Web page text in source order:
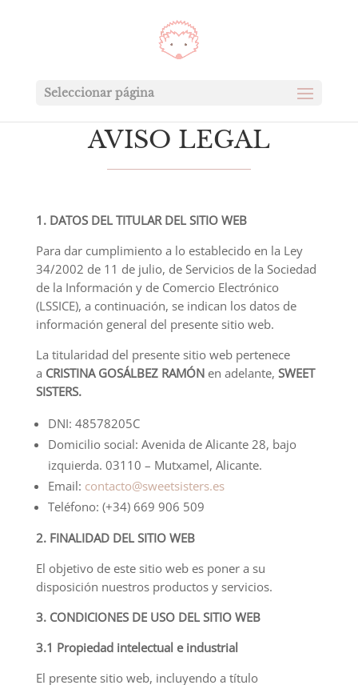
Seleccionar página
AVISO LEGAL
1. DATOS DEL TITULAR DEL SITIO WEB
Para dar cumplimiento a lo establecido en la Ley
34/2002 de 11 de julio, de Servicios de la Sociedad
de la Información y de Comercio Electrónico
(LSSICE), a continuación, se indican los datos de
información general del presente sitio web.
La titularidad del presente sitio web pertenece
a CRISTINA GOSÁLBEZ RAMÓNen adelante, SWEET
SISTERS.
DNI: 48578205C
Domicilio social: Avenida de Alicante 28, bajo
izquierda. 03110 – Mutxamel, Alicante.
Email: contacto@sweetsisters.es
Teléfono: (+34) 669 906 509
2. FINALIDAD DEL SITIO WEB
El objetivo de este sitio web es poner a su
disposición nuestros productos y servicios.
3. CONDICIONES DE USO DEL SITIO WEB
3.1 Propiedad intelectual e industrial
El presente sitio web, incluyendo a título